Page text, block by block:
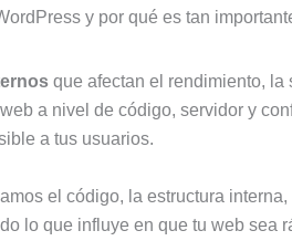
y por qué es tan
que afectan el rendimiento,
a nivel de código, servidor y
a tus usuarios.
el código, la estructura
lo que influye en que tu web sea